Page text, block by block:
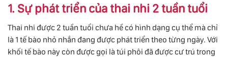
1. Sự phát triển của thai nhi 2 tuần tuổi
Thai nhi được 2 tuần tuổi chưa hề có hình dạng cụ thể mà chỉ
là 1 tế bào nhỏ nhắn đang được phát triển theo từng ngày. Với
khối tế bào này còn được gọi là túi phôi đã được cư trú trong